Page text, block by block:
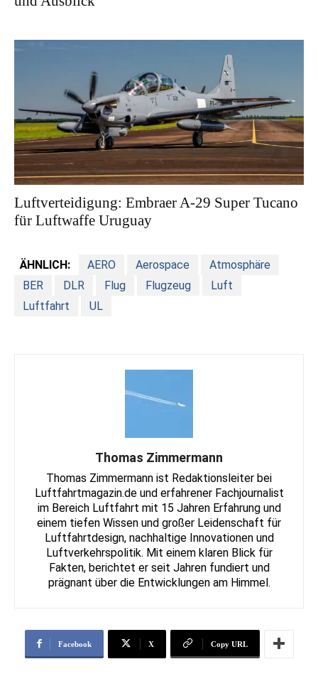
Luftverteidigung: Embraer A-29 Super Tucano
für Luftwaffe Uruguay
ÄHNLICH: AERO Aerospace
Atmosphäre
BER
DLR Flug Flugzeug
Luft
Luftfahrt
UL
Thomas Zimmermann
Thomas Zimmermann ist Redaktionsleiter bei
Luftfahrtmagazin.de und erfahrener Fachjournalist
im Bereich Luftfahrt mit 15 Jahren Erfahrung und
einem tiefen Wissen und großer Leidenschaft für
Luftfahrtdesign, nachhaltige Innovationen und
Luftverkehrspolitik. Mit einem klaren Blick für
Fakten, berichtet er seit Jahren fundiert und
prägnant über die Entwicklungen am Himmel.
Facebook X Copy URL